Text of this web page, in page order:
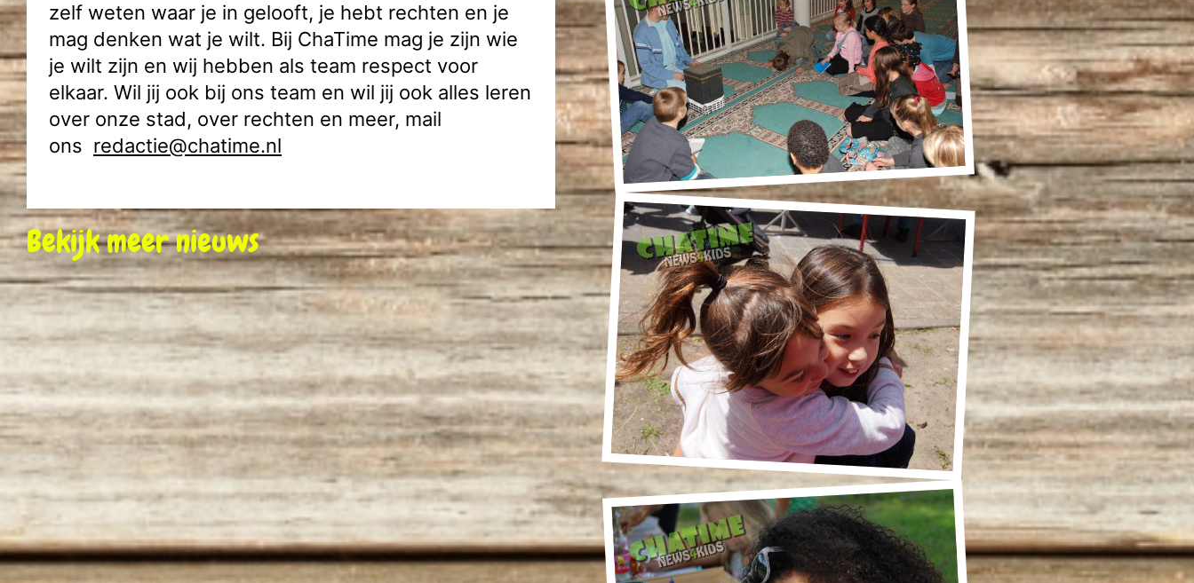
zelf weten waar je in gelooft, je hebt rechten en je
mag denken wat je wilt. Bij ChaTime mag je zijn wie
je wilt zijn en wij hebben als team respect voor
elkaar. Wil jij ook bij ons team en wil jij ook alles leren
over onze stad, over rechten en meer, mail
ons redactie@chatime.nl
Bekijk meer nieuws